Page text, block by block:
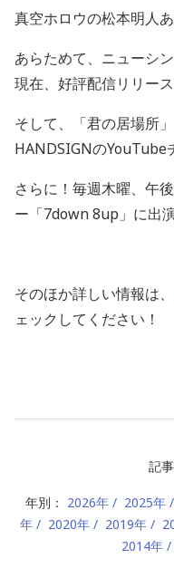
真空ホロウの松本明人
あらためて、ニューシ
現在、好評配信リリース
そして、「君の居場所
HANDSIGNのYouTube
さらに！毎週木曜、午後
ー「7down 8up 」に出
そのほか詳しい情報は、
ェックしてください！
記
年別： 2026年 2025年
年
2020年 2019年
2014年